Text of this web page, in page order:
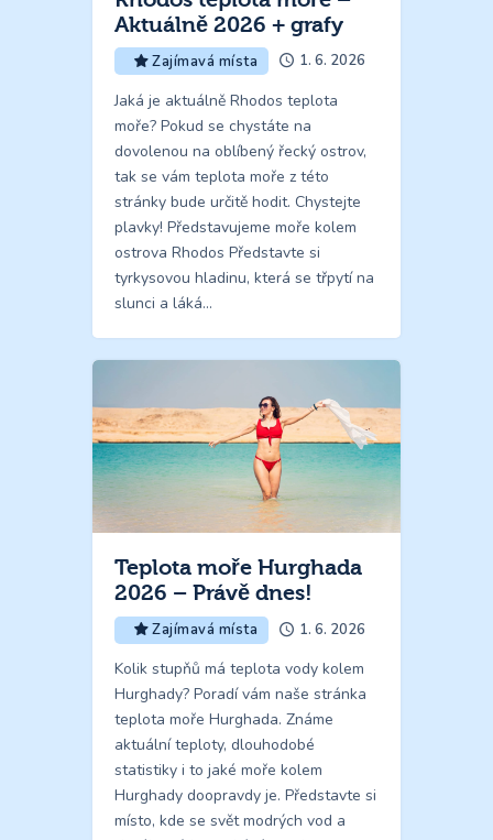
Aktuálně 2026 + grafy
Zajímavá místa 1. 6. 2026
Jaká je aktuálně Rhodos teplota
moře? Pokud se chystáte na
dovolenou na oblíbený řecký ostrov,
tak se vám teplota moře z této
stránky bude určitě hodit. Chystejte
plavky! Představujeme moře kolem
ostrova Rhodos Představte si
tyrkysovou hladinu, která se třpytí na
slunci a láká…
Teplota moře Hurghada
2026 – Právě dnes!
Zajímavá místa 1. 6. 2026
Kolik stupňů má teplota vody kolem
Hurghady? Poradí vám naše stránka
teplota moře Hurghada. Známe
aktuální teploty, dlouhodobé
statistiky i to jaké moře kolem
Hurghady doopravdy je. Představte si
místo, kde se svět modrých vod a